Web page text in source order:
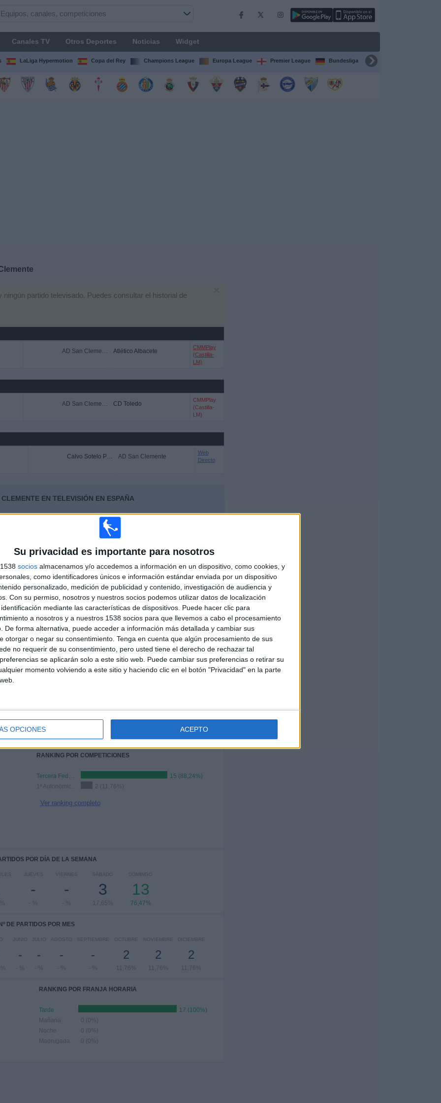
Su privacidad es importante para nosotros
socios almacenamos y/o accedemos a información en un dispositivo, como cookies, y
como identificadores únicos e información estándar enviada por un dispositivo
personalizado, medición de publicidad y contenido, investigación de audiencia y
Con su permiso, nosotros y nuestros socios podemos utilizar datos de localización
mediante las características de dispositivos. Puede hacer clic para
a nosotros y a nuestros 1538 socios para que llevemos a cabo el procesamiento
De forma alternativa, puede acceder a información más detallada y cambiar sus
otorgar o negar su consentimiento. Tenga en cuenta que algún procesamiento de sus
no requerir de su consentimiento, pero usted tiene el derecho de rechazar tal
se aplicarán solo a este sitio web. Puede cambiar sus preferencias o retirar su
momento volviendo a este sitio y haciendo clic en el botón "Privacidad" en la parte
OPCIONES ACEPTO
Canales TV Otros Deportes Noticias Widget
LaLiga Hypermotion Copa del Rey Champions League Europa League Premier League Bundesliga Supercopa de España
ningún partido televisado. Puedes consultar el historial de
AD San Clemente Atlético Albacete
CMMPlay
(Castilla-
LM)
AD San Clemente CD Toledo
CMMPlay
(Castilla-
LM)
Calvo Sotelo Puertollano AD San Clemente
Web
Directo
EN TELEVISIÓN EN ESPAÑA
los datos estadísticos de cuándo y dónde se televisan los partidos de
, podemos dar los siguientes datos:
76,47%
ÚLTIMO PARTIDO EN ABIERTO
AD San Clemente - Atlético Albacete
10/05/2026 Tercera Federación por CMMPlay
TOTAL
3
CANALES TV
DÍAS
88
SIN PARTIDO
GRATUÍTO
PARTIDOS
0
CONSECUTIVOS
DE PAGO
13
3
2
COMPETICIONES
RANKING POR COMPETICIONES
Tercera Federación
15 (88,24%)
2 (11,76%)
Ver ranking completo
POR DÍA DE LA SEMANA
JUEVES
-
- %
VIERNES
-
- %
SÁBADO
3
17,65%
DOMINGO
13
76,47%
Nº DE PARTIDOS POR MES
JUNIO
-
- %
JULIO
-
- %
AGOSTO
-
- %
SEPTIEMBRE
-
- %
OCTUBRE
2
11,76%
NOVIEMBRE
2
11,76%
DICIEMBRE
2
11,76%
RANKING POR FRANJA HORARIA
Tarde
17 (100%)
Mañana
0 (0%)
Noche
0 (0%)
Madrugada
0 (0%)